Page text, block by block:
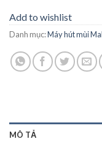
Add to wishlist
Danh mục:Máy hút mùi
MÔ TẢ